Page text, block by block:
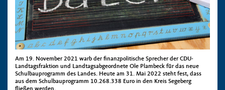
Am 19. November 2021 warb der finanzpolitische Sprecher der CDU-
Landtagsfraktion und Landtagsabgeordnete Ole Plambeck für das neue
Schulbauprogramm des Landes. Heute am 31. Mai 2022 steht fest, dass
aus dem Schulbauprogramm 10.268.338 Euro in den Kreis Segeberg
fließen werden.